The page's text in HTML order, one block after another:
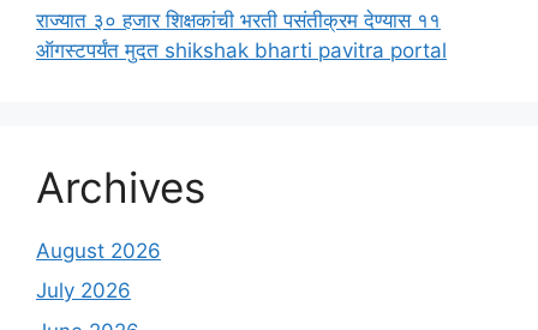
राज्यात ३० हजार शिक्षकांची भरती पसंतीक्रम देण्यास ११
ऑगस्टपर्यंत मुदत shikshak bharti pavitra portal
Archives
August 2026
July 2026